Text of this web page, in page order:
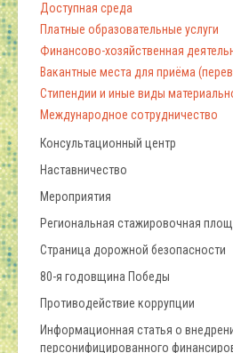
Доступная среда
Платные образовательные услуги
Финансово-хозяйственная
Вакантные места для приёма
Стипендии и иные виды
Международное сотрудничество
Консультационный центр
Наставничество
Мероприятия
Региональная стажировочная
Страница дорожной безопасности
80-я годовщина Победы
Противодействие коррупции
Информационная статья о
персонифицированного